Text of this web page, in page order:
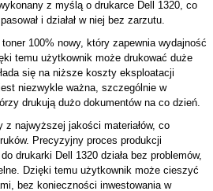
z myślą o drukarce Dell 1320, co
i działał w niej bez zarzutu.
100% nowy, który zapewnia wydajność
temu użytkownik może drukować duże
się na niższe koszty eksploatacji
niezwykle ważna, szczególnie w
drukują dużo dokumentów na co dzień.
z najwyższej jakości materiałów, co
Precyzyjny proces produkcji
drukarki Dell 1320 działa bez problemów,
Dzięki temu użytkownik może cieszyć
bez konieczności inwestowania w